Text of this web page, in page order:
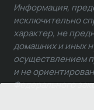
Информация,
исключительно
характер, не
домашних и иных
осуществлением
и не
Федерального